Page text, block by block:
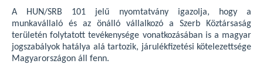
A HUN/SRB 101 jelű nyomtatvány igazolja, hogy a
munkavállaló és az önálló vállalkozó a Szerb Köztársaság
területén folytatott tevékenysége vonatkozásában is a magyar
jogszabályok hatálya alá tartozik, járulékfizetési kötelezettsége
Magyarországon áll fenn.